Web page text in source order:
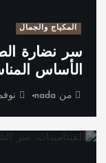
المكياج والجمال
سر نضارة
الأساس
من nada نوفمبر 20,